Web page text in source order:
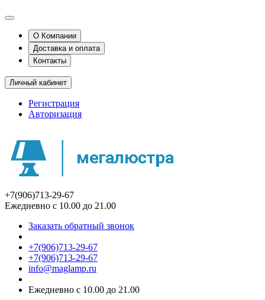
О Компании
Доставка и оплата
Контакты
Личный кабинет
Регистрация
Авторизация
+7(906)713-29-67
Ежедневно с 10.00 до 21.00
Заказать обратный звонок
+7(906)713-29-67
+7(906)713-29-67
info@maglamp.ru
Ежедневно с 10.00 до 21.00